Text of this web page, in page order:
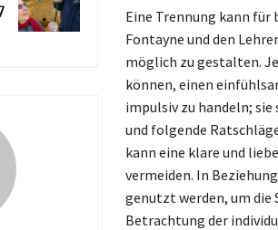
Eine Trennung kann für
Fontayne und den
möglich zu gestalten.
können, einen
impulsiv zu handeln;
und folgende
kann eine klare und
vermeiden. In
genutzt werden, um die
Betrachtung der